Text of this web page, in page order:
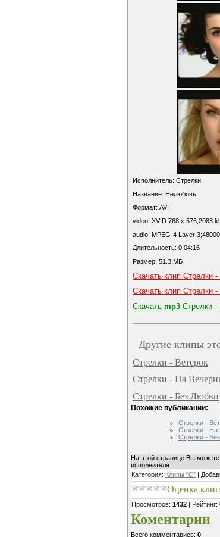
Исполнитель: Стрелки
Название: Нелюбовь
Формат: AVI
video: XVID 768 x 576;2083
audio: MPEG-4 Layer
Длительность: 0:04:16
Размер: 51.3 МБ
Скачать клип Стрелки
Скачать клип Стрелки
Скачать mp3 Стрелки
Другие клипы
Стрелки - Ветерок
Стрелки - На
Стрелки - Без Любви
Похожие публикации:
Стрелки -
Стрелки - На
Стрелки -
На этой странице Вы можете
исполнителя
Категория: Клипы "С" |
Оценка
Просмотров: 1432 | Рейтинг:
Коментарии
Всего комментариев: 0